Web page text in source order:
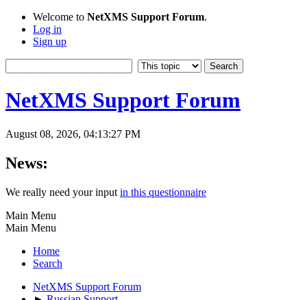
Welcome to NetXMS Support Forum.
Log in
Sign up
NetXMS Support Forum
August 08, 2026, 04:13:27 PM
News:
We really need your input in this questionnaire
Main Menu
Main Menu
Home
Search
NetXMS Support Forum